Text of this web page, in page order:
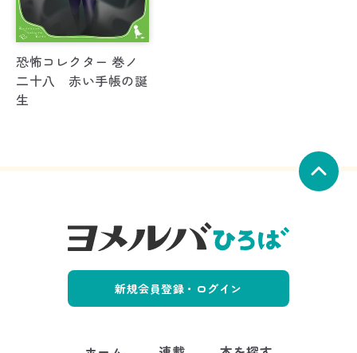
恐怖コレクター 巻ノ
二十八 赤い手帳の誕
生
新規会員登録・ログイン